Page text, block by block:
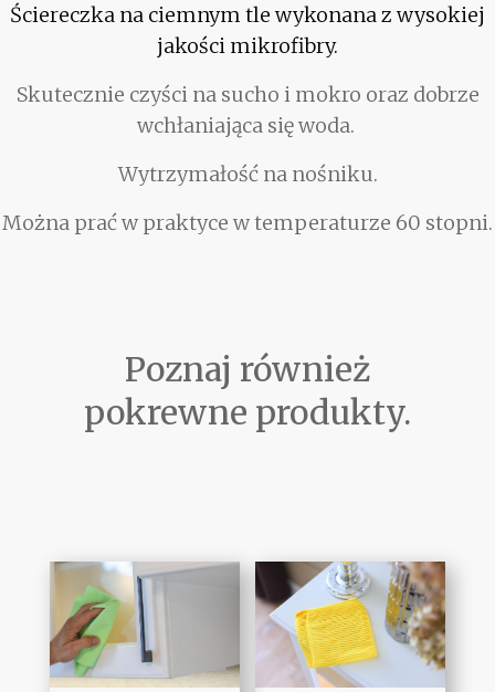
Ściereczka na ciemnym tle wykonana z wysokiej
jakości mikrofibry.
Skutecznie czyści na sucho i mokro oraz dobrze
wchłaniająca się woda.
Wytrzymałość na nośniku.
Można prać w praktyce w temperaturze 60 stopni.
Poznaj również
pokrewne produkty.